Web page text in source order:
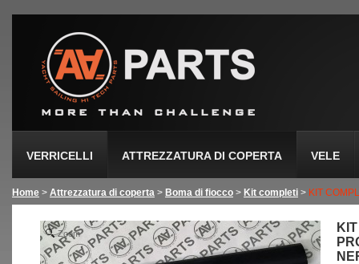
VERRICELLI ATTREZZATURA DI COPERTA VELE
Home > Attrezzatura di coperta > Boma di fiocco > Kit completi > KIT
Zoom